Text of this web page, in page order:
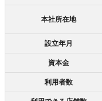
本社所在地
設立年月
資本金
利用者数